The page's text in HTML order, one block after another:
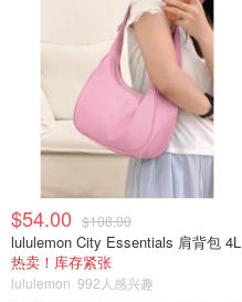
$54.00 $108.00
lululemon City Essentials 肩背包 4L
热卖！库存紧张
lululemon 992人感兴趣